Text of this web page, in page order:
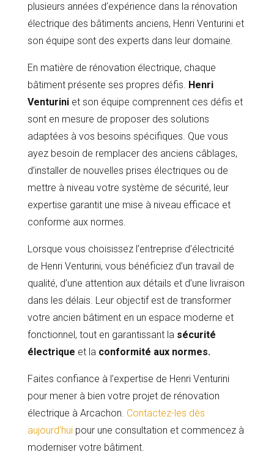
plusieurs années d’expérience dans la rénovation
électrique des bâtiments anciens, Henri Venturini et
son équipe sont des experts dans leur domaine.
En matière de rénovation électrique, chaque
bâtiment présente ses propres défis. Henri
Venturiniet son équipe comprennent ces défis et
sont en mesure de proposer des solutions
adaptées à vos besoins spécifiques. Que vous
ayez besoin de remplacer des anciens câblages,
d’installer de nouvelles prises électriques ou de
mettre à niveau votre système de sécurité, leur
expertise garantit une mise à niveau efficace et
conforme aux normes.
Lorsque vous choisissez l’entreprise d’électricité
de Henri Venturini, vous bénéficiez d’un travail de
qualité, d’une attention aux détails et d’une livraison
dans les délais. Leur objectif est de transformer
votre ancien bâtiment en un espace moderne et
fonctionnel, tout en garantissant la sécurité
électrique et laconformité aux normes.
Faites confiance à l’expertise de Henri Venturini
pour mener à bien votre projet de rénovation
électrique à Arcachon. Contactez-les dès
aujourd’huipour une consultation et commencez à
moderniser votre bâtiment.